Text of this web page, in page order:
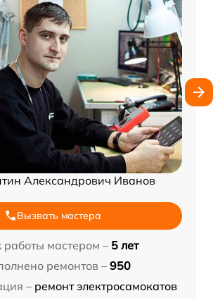
Александрович Иванов
Вызвать мастера
работы мастером – 5 лет
ремонтов – 950
– ремонт электросамокатов